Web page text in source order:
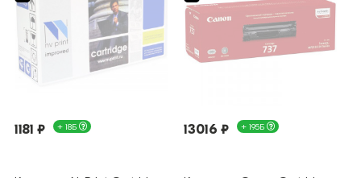
1181 ₽ + 18Б 13016 ₽ + 195Б